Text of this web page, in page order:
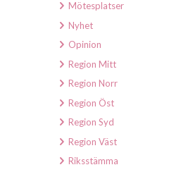
Mötesplatser
Nyhet
Opinion
Region Mitt
Region Norr
Region Öst
Region Syd
Region Väst
Riksstämma